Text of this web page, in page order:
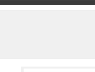
للخدمات الذكية بمطروح